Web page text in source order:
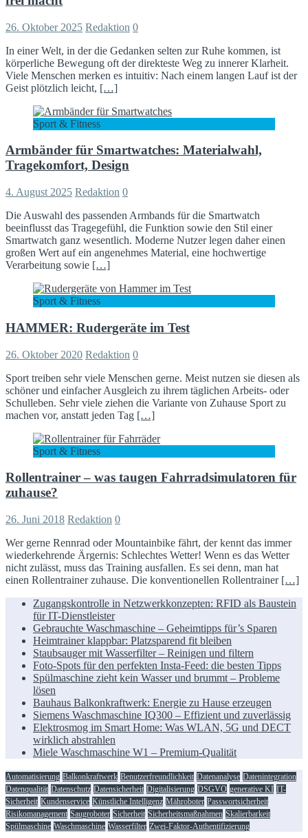
26. Oktober 2025 Redaktion 0
In einer Welt, in der die Gedanken selten zur Ruhe kommen, ist
körperliche Bewegung oft der direkteste Weg zu innerer Klarheit.
Viele Menschen merken es intuitiv: Nach einem langen Lauf ist der
Geist plötzlich leicht, […]
Sport & Fitness
Armbänder für Smartwatches: Materialwahl,
Tragekomfort, Design
4. August 2025 Redaktion 0
Die Auswahl des passenden Armbands für die Smartwatch
beeinflusst das Tragegefühl, die Funktion sowie den Stil einer
Smartwatch ganz wesentlich. Moderne Nutzer legen daher einen
großen Wert auf ein angenehmes Material, eine hochwertige
Verarbeitung sowie […]
Sport & Fitness
HAMMER: Rudergeräte im Test
26. Oktober 2020 Redaktion 0
Sport treiben sehr viele Menschen gerne. Meist nutzen sie diesen als
schöner und einfacher Ausgleich zu ihrem täglichen Arbeits- oder
Schulleben. Sehr viele ziehen die Variante von Zuhause Sport zu
machen vor, anstatt jeden Tag […]
Sport & Fitness
Rollentrainer – was taugen Fahrradsimulatoren für
zuhause?
26. Juni 2018 Redaktion 0
Wer gerne Rennrad oder Mountainbike fährt, der kennt das immer
wiederkehrende Ärgernis: Schlechtes Wetter! Wenn es das Wetter
nicht zulässt, muss das Training ausfallen. Es sei denn, man hat
einen Rollentrainer zuhause. Die konventionellen Rollentrainer […]
Zugangskontrolle in Netzwerkkonzepten: RFID als Baustein
für IT-Dienstleister
Gebrauchte Waschmaschine – Geheimtipps für’s Sparen
Heimtrainer klappbar: Platzsparend fit bleiben
Staubsauger mit Wasserfilter – Reinigen und filtern
Foto-Spots für den perfekten Insta-Feed: die besten Tipps
Spülmaschine zieht kein Wasser und brummt – Probleme
lösen
Bauhaus Balkonkraftwerk: Energie zu Hause erzeugen
Siemens Waschmaschine IQ300 – Effizient und zuverlässig
Elektrosmog im Smart Home: Was WLAN, 5G und DECT
wirklich abstrahlen
Miele Waschmaschine W1 – Premium-Qualität
Automatisierung Balkonkraftwerk Benutzerfreundlichkeit Datenanalyse Datenintegration
Datenqualität Datenschutz Datensicherheit Digitalisierung DSGVO generative KI IT-
Sicherheit Kundenservice Künstliche Intelligenz Mähroboter Passwortsicherheit
Risikomanagement Saugroboter Sicherheit Sicherheitsmaßnahmen Skalierbarkeit
Spülmaschine Waschmaschine Wasserfilter Zwei-Faktor-Authentifizierung